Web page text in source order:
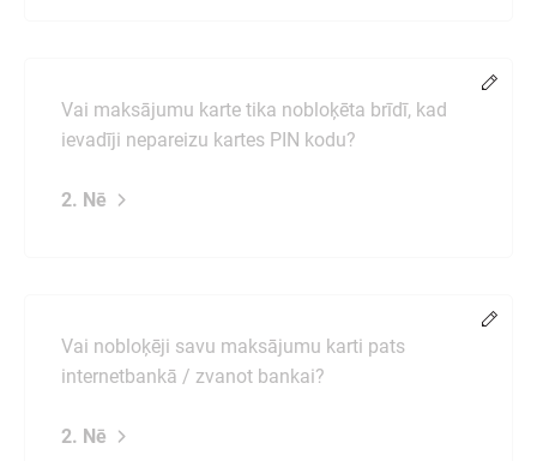
Vai maksājumu karte tika nobloķēta brīdī, kad
ievadīji nepareizu kartes PIN kodu?
2. Nē
Vai nobloķēji savu maksājumu karti pats
internetbankā / zvanot bankai?
2. Nē